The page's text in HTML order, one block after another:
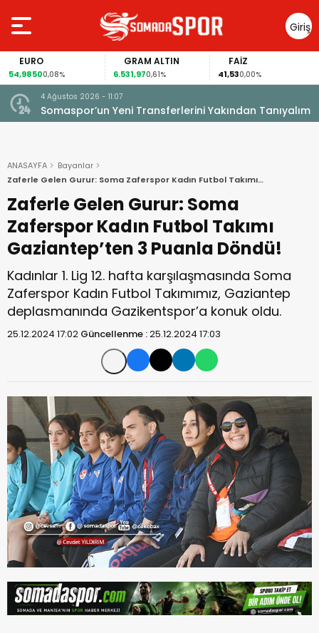
Giriş
Yap
EURO
54,98500,08%
GRAM ALTIN
6.531,970,61%
FAİZ
41,530,00%
4 Ağustos 2026 - 11:07
Somaspor’un Yeni Transferlerini Yakından Tanıyalım
ANASAYFA
Bayanlar
Zaferle Gelen Gurur: Soma Zaferspor Kadın Futbol Takımı
Gaziantep’ten 3 Puanla Döndü!
Zaferle Gelen Gurur: Soma
Zaferspor Kadın Futbol Takımı
Gaziantep’ten 3 Puanla Döndü!
Kadınlar 1. Lig 12. hafta karşılaşmasında Soma
Zaferspor Kadın Futbol Takımımız, Gaziantep
deplasmanında Gazikentspor’a konuk oldu.
25.12.2024 17:02 Güncellenme :25.12.2024 17:03